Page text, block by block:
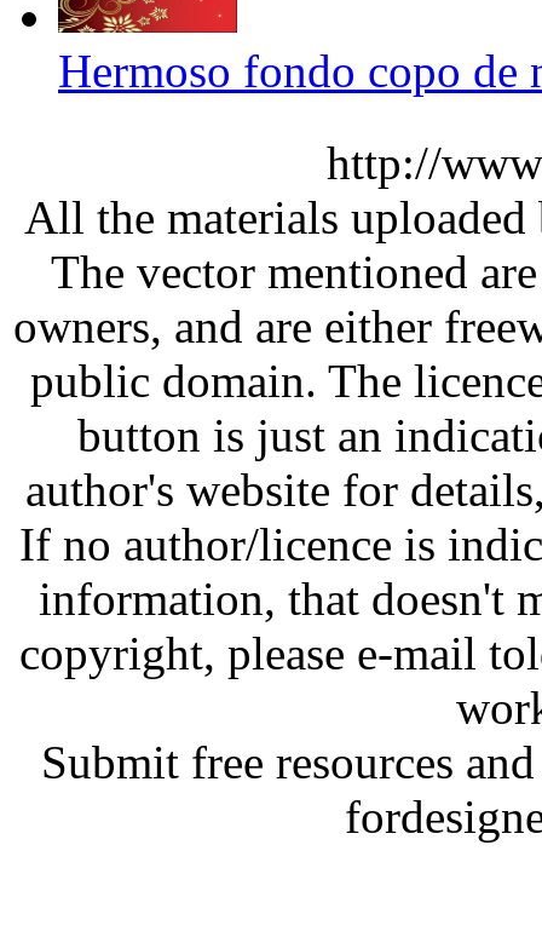
Hermoso fondo copo de
http://
All the materials
The vector mentioned
owners, and are either
public domain. The
button is just an
author's website for
If no author/licence is
information, that doesn't
copyright, please e-mail
Submit free resources